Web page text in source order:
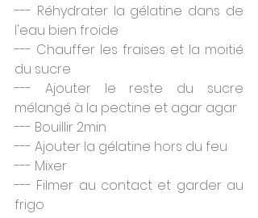
--- Réhydrater la gélatine dans de
l'eau bien froide
--- Chauffer les fraises et la moitié
du sucre
--- Ajouter le reste du sucre
mélangé à la pectine et agar agar
--- Bouillir 2min
--- Ajouter la gélatine hors du feu
--- Mixer
--- Filmer au contact et garder au
frigo